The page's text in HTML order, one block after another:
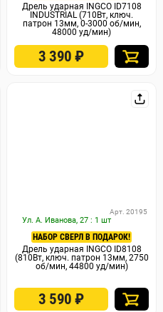
Дрель ударная INGCO ID7108
INDUSTRIAL (710Вт, ключ.
патрон 13мм, 0-3000 об/мин,
48000 уд/мин)
3 390₽
Ул. А. Иванова, 27 : 1 шт
Арт. 20195
НАБОР СВЕРЛ В ПОДАРОК!
Дрель ударная INGCO ID8108
(810Вт, ключ. патрон 13мм, 2750
об/мин, 44800 уд/мин)
3 590₽